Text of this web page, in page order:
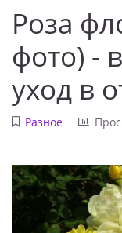
Роза
фото) -
уход в
Разное